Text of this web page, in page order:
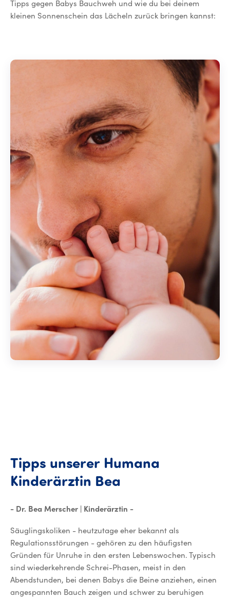
Tipps gegen Babys Bauchweh und wie du bei deinem
kleinen Sonnenschein das Lächeln zurück bringen kannst:
Tipps unserer Humana
Kinderärztin Bea
- Dr. Bea Merscher | Kinderärztin -
Säuglingskoliken - heutzutage eher bekannt als
Regulationsstörungen - gehören zu den häufigsten
Gründen für Unruhe in den ersten Lebenswochen. Typisch
sind wiederkehrende Schrei-Phasen, meist in den
Abendstunden, bei denen Babys die Beine anziehen, einen
angespannten Bauch zeigen und schwer zu beruhigen